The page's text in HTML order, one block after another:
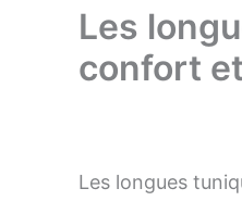
Les
confort
Les longues